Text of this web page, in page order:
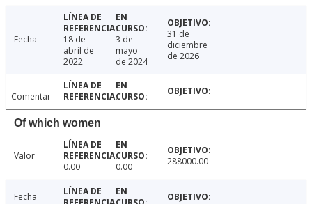
Fecha
18 de
abril de
2022
3 de
mayo
de 2024
31 de
diciembre
de 2026
Comentar
Of which women
Valor
0.00
0.00 288000.00
Fecha